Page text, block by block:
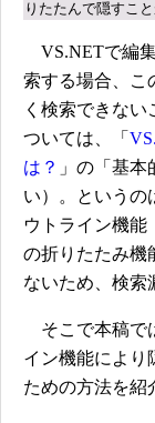
りたたんで隠すこと
VS.NETで編
索する場合、こ
く検索できな
ついては、「
は？ 」の「基
い）。というの
ウトライン機能
の折りたたみ機
ないため、検索
そこで本稿で
イン機能により
ための方法を紹